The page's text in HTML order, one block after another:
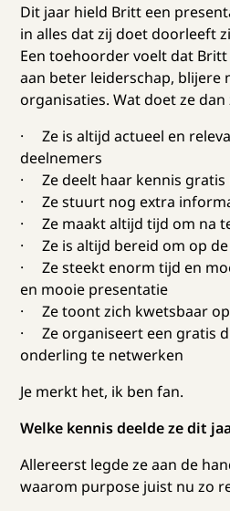
Dit jaar hield Britt een
in alles dat zij doet doorleeft
Een toehoorder voelt dat
aan beter leiderschap, blijere
organisaties. Wat doet ze dan
· Ze is altijd actueel en
deelnemers
· Ze deelt haar kennis gratis
· Ze stuurt nog extra
· Ze maakt altijd tijd om na
· Ze is altijd bereid om op
· Ze steekt enorm tijd en
en mooie presentatie
· Ze toont zich kwetsbaar
· Ze organiseert een gratis
onderling te netwerken
Je merkt het, ik ben fan.
Welke kennis deelde ze dit
Allereerst legde ze aan de
waarom purpose juist nu zo